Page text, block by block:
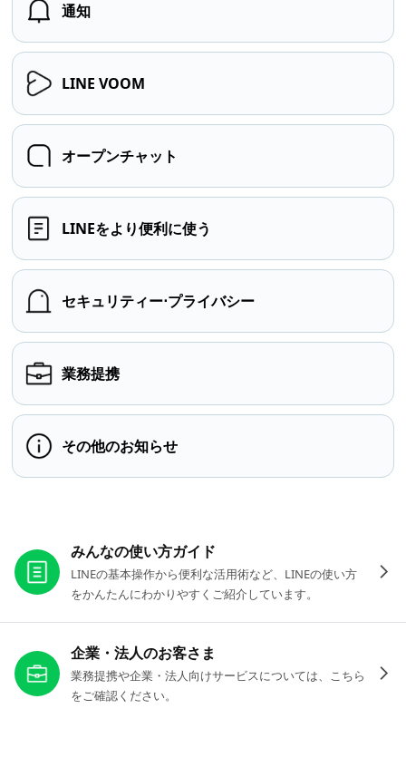
通知
LINE VOOM
オープンチャット
LINEをより便利に使う
セキュリティー⋅プライバシー
業務提携
その他のお知らせ
みんなの使い方ガイド
LINEの基本操作から便利な活用術など、LINEの使い方
をかんたんにわかりやすくご紹介しています。
企業・法人のお客さま
業務提携や企業・法人向けサービスについては、こちら
をご確認ください。